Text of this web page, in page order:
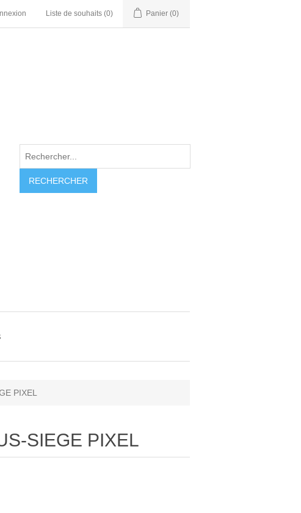
Liste de souhaits (0) Panier (0)
RECHERCHER
PIXEL
SIEGE PIXEL